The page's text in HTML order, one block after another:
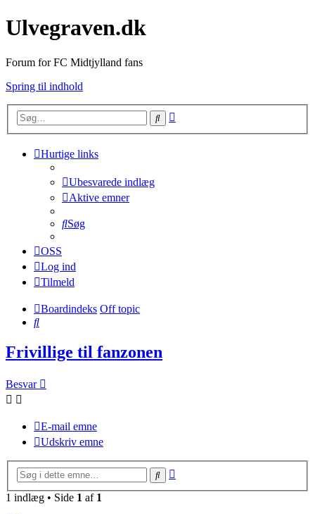
Ulvegraven.dk
Forum for FC Midtjylland fans
Spring til indhold
Søg
Hurtige links
Ubesvarede indlæg
Aktive emner
Søg
OSS
Log ind
Tilmeld
Boardindeks Off topic
Søg
Frivillige til fanzonen
Besvar
E-mail emne
Udskriv emne
Søg
1 indlæg • Side 1 af 1